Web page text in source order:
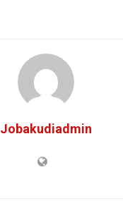
Jobakudiadmin